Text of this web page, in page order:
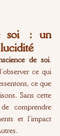
soi : un
de soi.
ce qui
ce que
Sans cette
comprendre
et l’impact